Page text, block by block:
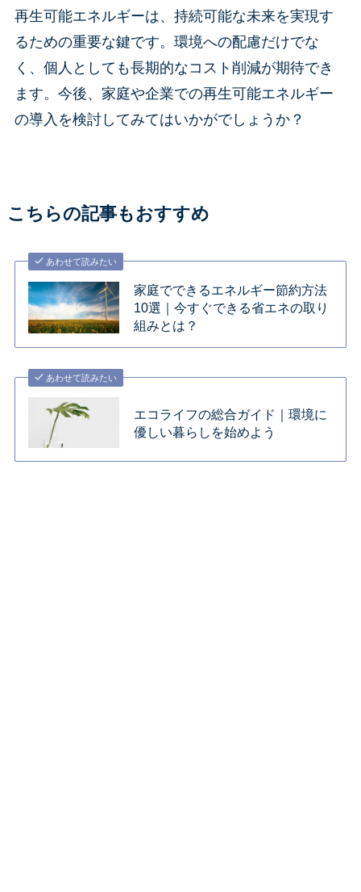
再生可能エネルギーは、持続可能な未来を実現す
るための重要な鍵です。環境への配慮だけでな
く、個人としても長期的なコスト削減が期待でき
ます。今後、家庭や企業での再生可能エネルギー
の導入を検討してみてはいかがでしょうか？
こちらの記事もおすすめ
あわせて読みたい
家庭でできるエネルギー節約方法
10選｜今すぐできる省エネの取り
組みとは？
あわせて読みたい
エコライフの総合ガイド｜環境に
優しい暮らしを始めよう